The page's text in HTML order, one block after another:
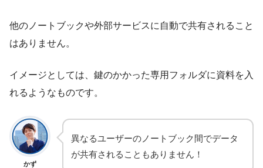
他のノートブックや外部サービスに自動で共有されること
はありません。
イメージとしては、鍵のかかった専用フォルダに資料を入
れるようなものです。
かず
異なるユーザーのノートブック間でデータ
が共有されることもありません！